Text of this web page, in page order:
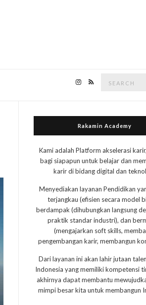
Rakamin Academy
Kami adalah Platform akselerasi
bagi siapapun untuk belajar dan
karir di bidang digital dan
Menyediakan layanan Pendidikan
terjangkau (efisien secara model
berdampak (dihubungkan langsung
praktik standar industri), dan
(mengajarkan soft skills,
pengembangan karir, membangun
Dari layanan ini akan lahir jutaan
Indonesia yang memiliki kompetensi
akhirnya dapat membantu
mimpi besar kita untuk membangun